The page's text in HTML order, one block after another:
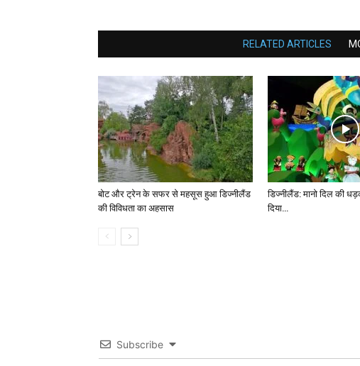
RELATED ARTICLES
बोट और ट्रेन के सफर से महसूस हुआ डिज्नीलैंड
की विविधता का अहसास
डिज्नीलैंड: मानो दिल की
दिया…
Subscribe